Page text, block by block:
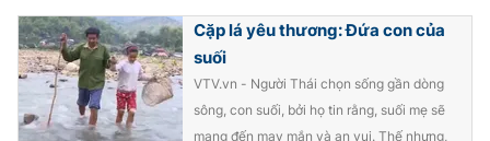
Khán giả
Giải sao mai
Sao
Du lịch
Làm đẹp
Chất lượng cuộc sống
Giáo dục
Tuyển sinh
Học trực tuyến
Công nghệ
Cặp lá yêu thương: Đứa con của
suối
VTV.vn - Người Thái chọn sống gần dòng
sông, con suối, bởi họ tin rằng, suối mẹ sẽ
mang đến may mắn và an vui. Thế nhưng,